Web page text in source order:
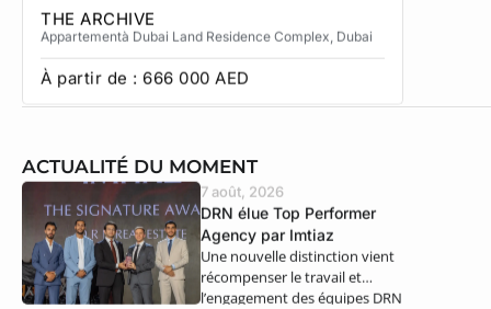
THE ARCHIVE
Appartementà Dubai Land Residence Complex, Dubai
À partir de : 666 000 AED
ACTUALITÉ DU MOMENT
7 août, 2026
DRN élue Top Performer
Agency par Imtiaz
Une nouvelle distinction vient
récompenser le travail et
l’engagement des équipes DRN